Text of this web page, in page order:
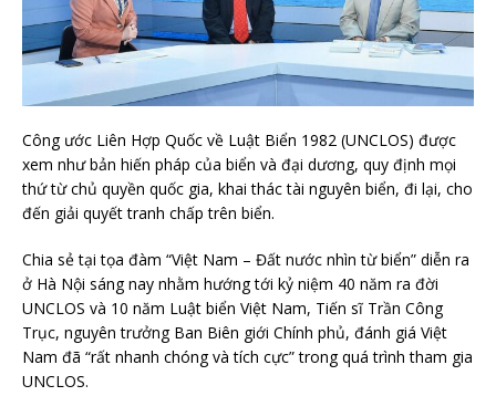
Công ước Liên Hợp Quốc về Luật Biển 1982 (UNCLOS) được
xem như bản hiến pháp của biển và đại dương, quy định mọi
thứ từ chủ quyền quốc gia, khai thác tài nguyên biển, đi lại, cho
đến giải quyết tranh chấp trên biển.
Chia sẻ tại tọa đàm “Việt Nam – Đất nước nhìn từ biển” diễn ra
ở Hà Nội sáng nay nhằm hướng tới kỷ niệm 40 năm ra đời
UNCLOS và 10 năm Luật biển Việt Nam, Tiến sĩ Trần Công
Trục, nguyên trưởng Ban Biên giới Chính phủ, đánh giá Việt
Nam đã “rất nhanh chóng và tích cực” trong quá trình tham gia
UNCLOS.